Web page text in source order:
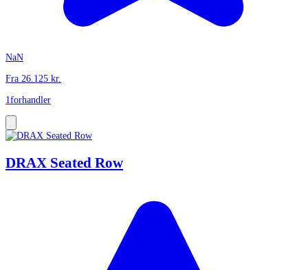
NaN
Fra 26.125 kr.
1forhandler
DRAX Seated Row